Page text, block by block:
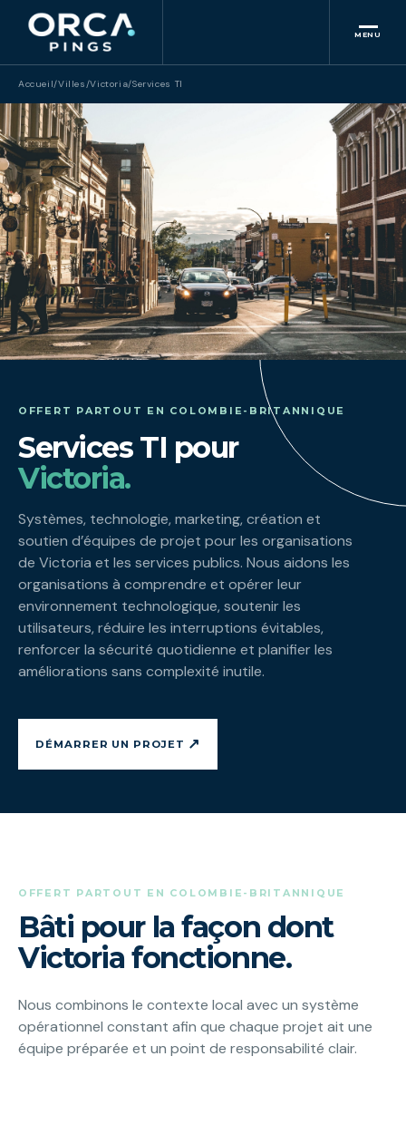
MENU
Accueil/Villes/Victoria/Services TI
OFFERT PARTOUT EN COLOMBIE-BRITANNIQUE
Services TI pour
Victoria.
Systèmes, technologie, marketing, création et
soutien d’équipes de projet pour les organisations
de Victoria et les services publics. Nous aidons les
organisations à comprendre et opérer leur
environnement technologique, soutenir les
utilisateurs, réduire les interruptions évitables,
renforcer la sécurité quotidienne et planifier les
améliorations sans complexité inutile.
DÉMARRER UN PROJET ↗
OFFERT PARTOUT EN COLOMBIE-BRITANNIQUE
Bâti pour la façon dont
Victoria fonctionne.
Nous combinons le contexte local avec un système
opérationnel constant afin que chaque projet ait une
équipe préparée et un point de responsabilité clair.